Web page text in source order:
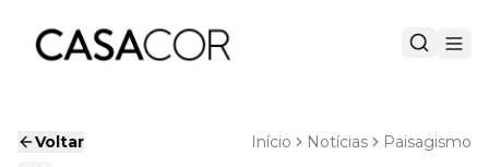
Voltar Início Notícias Paisagismo